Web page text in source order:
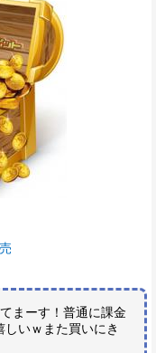
まーす！普通に課金
いｗまた買いにき